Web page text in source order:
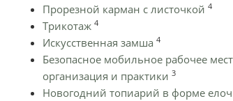
Прорезной карман с листочкой 4
Трикотаж 4
Искусственная замша 4
Безопасное мобильное рабочее
организация и практики 3
Новогодний топиарий в форме